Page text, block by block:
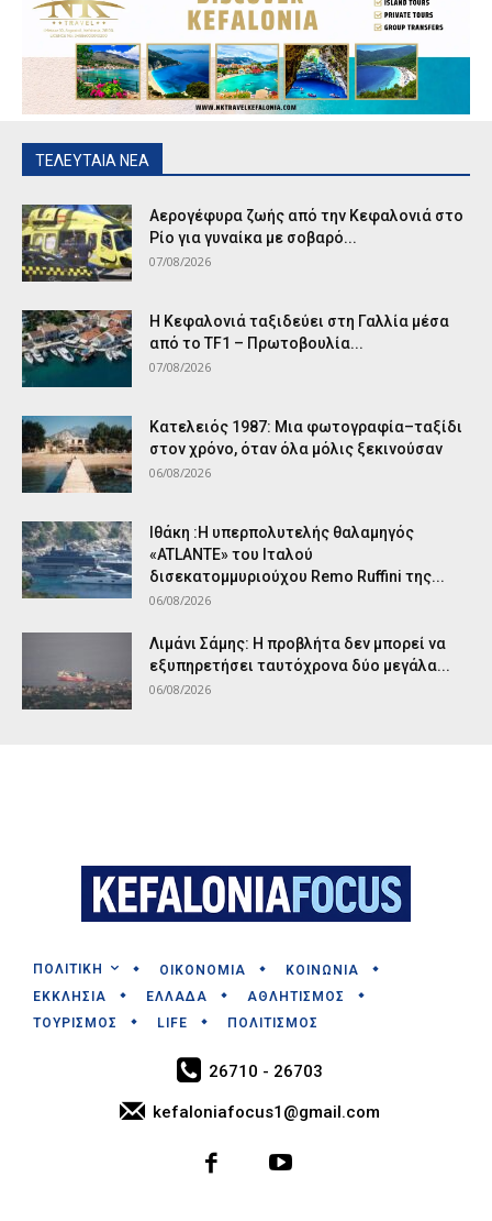
ΤΕΛΕΥΤΑΙΑ ΝΕΑ
Αερογέφυρα ζωής από την Κεφαλονιά στο
Ρίο για γυναίκα με σοβαρό...
07/08/2026
Η Κεφαλονιά ταξιδεύει στη Γαλλία μέσα
από το TF1 – Πρωτοβουλία...
07/08/2026
Κατελειός 1987: Μια φωτογραφία–ταξίδι
στον χρόνο, όταν όλα μόλις ξεκινούσαν
06/08/2026
Ιθάκη :Η υπερπολυτελής θαλαμηγός
«ATLANTE» του Ιταλού
δισεκατομμυριούχου Remo Ruffini της...
06/08/2026
Λιμάνι Σάμης: Η προβλήτα δεν μπορεί να
εξυπηρετήσει ταυτόχρονα δύο μεγάλα...
06/08/2026
ΠΟΛΙΤΙΚΗ ΟΙΚΟΝΟΜΙΑ
ΚΟΙΝΩΝΙΑ
ΕΚΚΛΗΣΙΑ
ΕΛΛΑΔΑ
ΑΘΛΗΤΙΣΜΟΣ
ΤΟΥΡΙΣΜΟΣ
LIFE ΠΟΛΙΤΙΣΜΟΣ
26710 - 26703
kefaloniafocus1@gmail.com